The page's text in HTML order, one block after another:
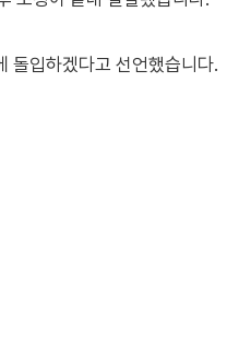
돌입하겠다고 선언했습니다.